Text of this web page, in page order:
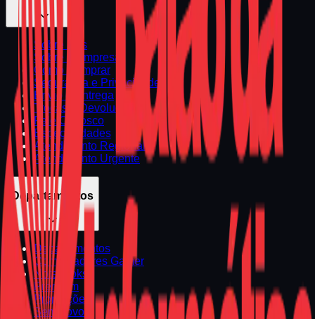
Sobre Nós
Sobre a Empresa
Como Comprar
Segurança e Privacidade
Envio e Entrega
Trocas e Devoluções
Fale Conosco
Especialidades
Atendimento Regional
Atendimento Urgente
Departamentos
Departamentos
Computadores Gamer
Notebooks
Premium
Promoções
Seminovos